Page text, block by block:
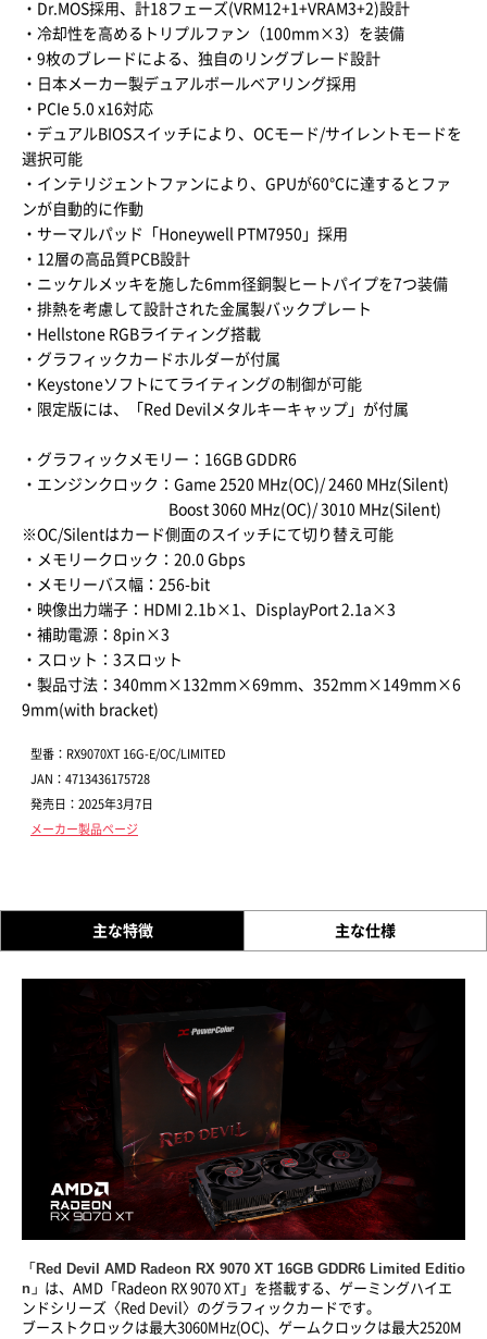
・Dr.MOS採用、計18フェーズ(VRM12+1+VRAM3+2)設計
・冷却性を高めるトリプルファン（100mm×3）を装備
・9枚のブレードによる、独自のリングブレード設計
・日本メーカー製デュアルボールベアリング採用
・PCIe 5.0 x16対応
・デュアルBIOSスイッチにより、OCモード/サイレントモードを
選択可能
・インテリジェントファンにより、GPUが60℃に達するとファ
ンが自動的に作動
・サーマルパッド「Honeywell PTM7950」採用
・12層の高品質PCB設計
・ニッケルメッキを施した6mm径銅製ヒートパイプを7つ装備
・排熱を考慮して設計された金属製バックプレート
・Hellstone RGBライティング搭載
・グラフィックカードホルダーが付属
・Keystoneソフトにてライティングの制御が可能
・限定版には、「Red Devilメタルキーキャップ」が付属
・グラフィックメモリー：16GB GDDR6
・エンジンクロック：Game 2520 MHz(OC)/ 2460 MHz(Silent)
Boost 3060 MHz(OC)/ 3010 MHz(Silent)
※OC/Silentはカード側面のスイッチにて切り替え可能
・メモリークロック：20.0 Gbps
・メモリーバス幅：256-bit
・映像出力端子：HDMI 2.1b×1、DisplayPort 2.1a×3
・補助電源：8pin×3
・スロット：3スロット
・製品寸法：340mm×132mm×69mm、352mm×149mm×6
9mm(with bracket)
型番：RX9070XT 16G-E/OC/LIMITED
JAN：4713436175728
発売日：2025年3月7日
メーカー製品ページ
主な特徴 主な仕様
「Red Devil AMD Radeon RX 9070 XT 16GB GDDR6 Limited Editio
n」
は、AMD「Radeon RX 9070 XT」を搭載する、ゲーミングハイエ
ンドシリーズ〈Red Devil〉のグラフィックカードです。
ブーストクロックは最大3060MHz(OC)、ゲームクロックは最大2520M